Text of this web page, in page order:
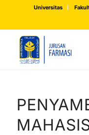
Universitas